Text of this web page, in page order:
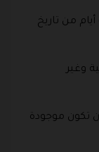
من تاريخ
وغير
تكون موجودة